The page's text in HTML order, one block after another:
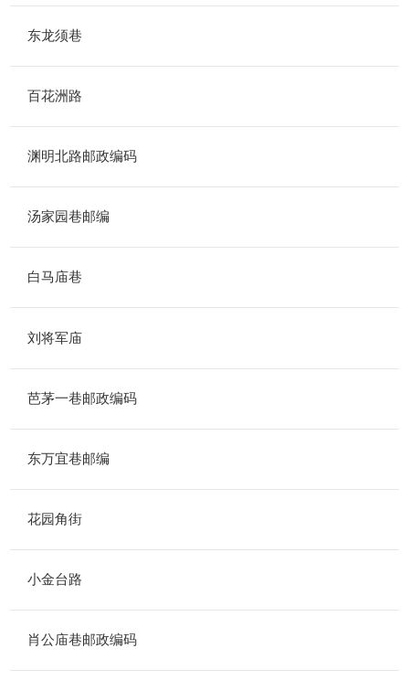
东龙须巷
百花洲路
渊明北路邮政编码
汤家园巷邮编
白马庙巷
刘将军庙
芭茅一巷邮政编码
东万宜巷邮编
花园角街
小金台路
肖公庙巷邮政编码